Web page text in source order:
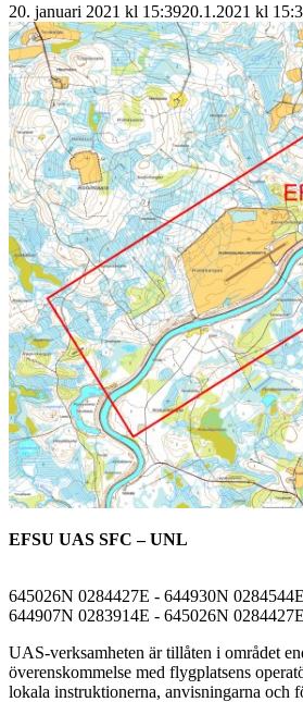
20. januari 2021 kl 15:3920.1.2021 kl
EFSU UAS SFC – UNL
645026N 0284427E - 644930N
644907N 0283914E - 645026N 0284427E
UAS-verksamheten är tillåten i området
överenskommelse med flygplatsens
lokala instruktionerna, anvisningarna och